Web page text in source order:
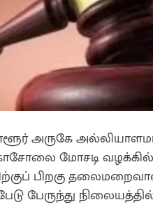
அருகே
மோசடி
பிறகு
பேருந்து